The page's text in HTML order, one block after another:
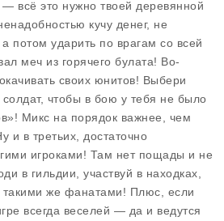
всё это нужно твоей деревянной
кучу денег, не
потом ударить по врагам со всей
меч из горячего булата! Во-
своих юнитов! Выбери
чтобы в бою у тебя не было
Микс на порядок важнее, чем
и в третьих, достаточно
игроками! Там нет пощады и не
в гильдии, участвуй в находках,
же фанатами! Плюс, если
всегда веселей — да и ведутся